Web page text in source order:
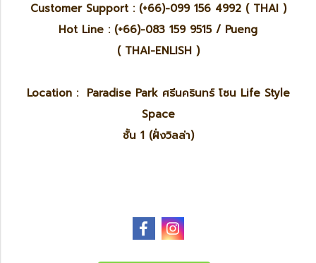
Customer Support : (+66)-099 156 4992 ( THAI )
Hot Line : (+66)-083 159 9515 / Pueng
( THAI-ENLISH )
Location : Paradise Park ศรีนครินทร์ โซน Life Style
Space
ชั้น 1 (ฝั่งวิลล่า)